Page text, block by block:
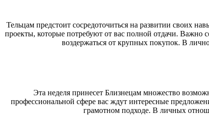
Тельцам предстоит сосредоточиться на развитии своих
проекты, которые потребуют от вас полной отдачи. Важно
воздержаться от крупных покупок. В
Эта неделя принесет Близнецам множество
профессиональной сфере вас ждут интересные
грамотном подходе. В личных